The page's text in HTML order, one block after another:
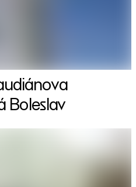
Boleslav